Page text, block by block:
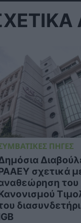
ΠΗΓΕΣ
σχετικά
του